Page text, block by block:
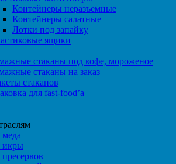
Контейнеры неразъемные
Контейнеры салатные
Лотки под запайку
ящики
стаканы под кофе, мороженое
стаканы на заказ
стаканов
для fast-food’а
меда
икры